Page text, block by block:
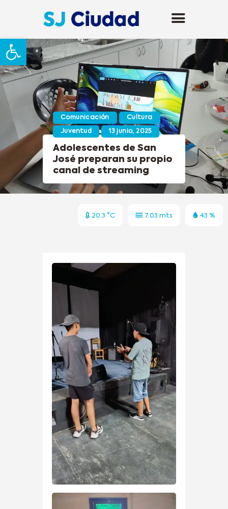
Abrir barra de herramientas
Comunicación Cultura
Juventud 13 junio, 2025
Adolescentes de San
José preparan su propio
canal de streaming
20.3 °C 7.03 mts 43 %